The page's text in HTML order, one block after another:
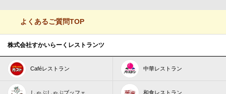
よくあるご質問TOP